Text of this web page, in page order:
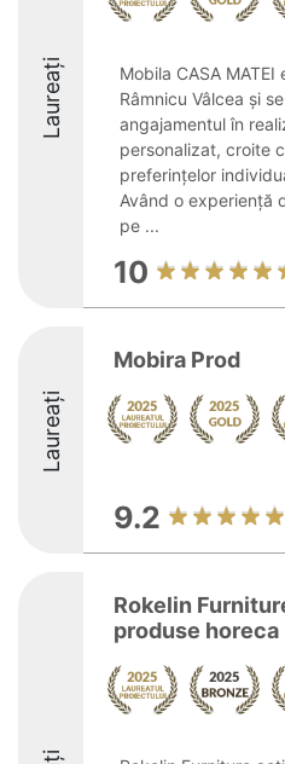
Laureați
Mobila CASA
Râmnicu Vâlcea și
angajamentul în
personalizat, croite
preferințelor
Având o experiență
pe ...
10
Laureați
Mobira Prod
9.2
Rokelin
produse horeca